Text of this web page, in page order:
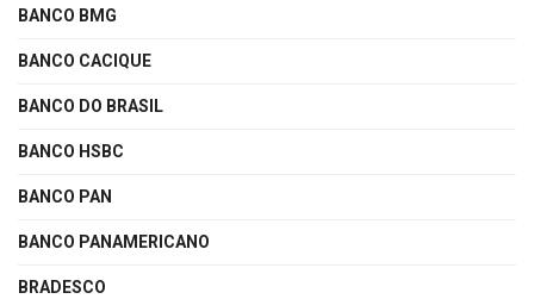
BANCO BMG
BANCO CACIQUE
BANCO DO BRASIL
BANCO HSBC
BANCO PAN
BANCO PANAMERICANO
BRADESCO